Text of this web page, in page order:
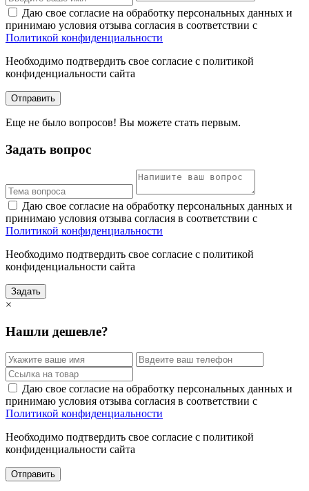
Даю свое согласие на обработку персональных данных и
принимаю условия отзыва согласия в соответствии с
Политикой конфиденциальности
Необходимо подтвердить свое согласие с политикой
конфиденциальности сайта
Отправить
Еще не было вопросов! Вы можете стать первым.
Задать вопрос
Даю свое согласие на обработку персональных данных и
принимаю условия отзыва согласия в соответствии с
Политикой конфиденциальности
Необходимо подтвердить свое согласие с политикой
конфиденциальности сайта
Задать
×
Нашли дешевле?
Даю свое согласие на обработку персональных данных и
принимаю условия отзыва согласия в соответствии с
Политикой конфиденциальности
Необходимо подтвердить свое согласие с политикой
конфиденциальности сайта
Отправить